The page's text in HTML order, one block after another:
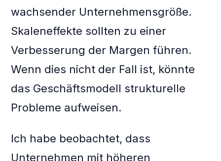
wachsender Unternehmensgröße.
Skaleneffekte sollten zu einer
Verbesserung der Margen führen.
Wenn dies nicht der Fall ist, könnte
das Geschäftsmodell strukturelle
Probleme aufweisen.
Ich habe beobachtet, dass
Unternehmen mit höheren